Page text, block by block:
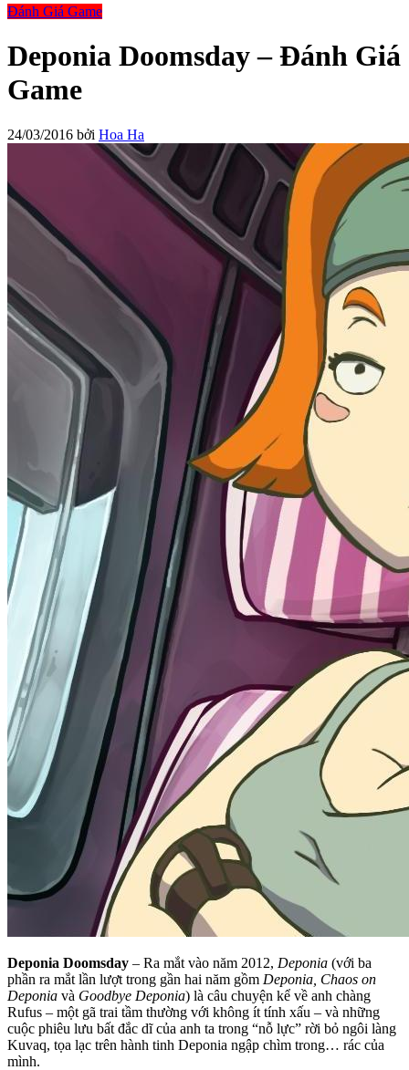
Đánh Giá Game
Deponia Doomsday – Đánh Giá
Game
24/03/2016 bởi Hoa Ha
Deponia Doomsday – Ra mắt vào năm 2012, Deponia (với ba
phần ra mắt lần lượt trong gần hai năm gồm Deponia, Chaos on
Deponia và Goodbye Deponia) là câu chuyện kể về anh chàng
Rufus – một gã trai tầm thường với không ít tính xấu – và những
cuộc phiêu lưu bất đắc dĩ của anh ta trong “nỗ lực” rời bỏ ngôi làng
Kuvaq, tọa lạc trên hành tinh Deponia ngập chìm trong… rác của
mình.